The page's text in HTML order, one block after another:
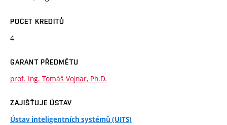
POČET KREDITŮ
4
GARANT PŘEDMĚTU
prof. Ing. Tomáš Vojnar, Ph.D.
ZAJIŠŤUJE ÚSTAV
Ústav inteligentních systémů (UITS)